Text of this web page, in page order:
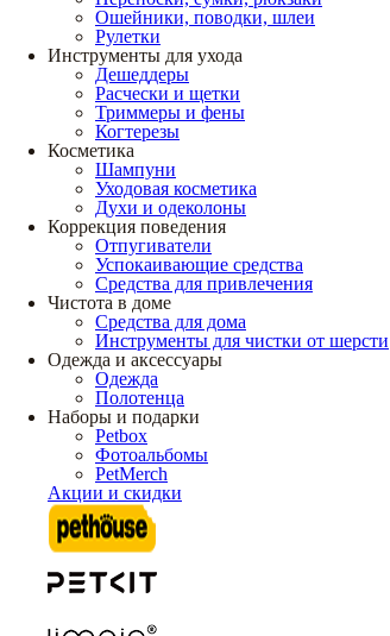
Ошейники, поводки, шлеи
Рулетки
Инструменты для ухода
Дешеддеры
Расчески и щетки
Триммеры и фены
Когтерезы
Косметика
Шампуни
Уходовая косметика
Духи и одеколоны
Коррекция поведения
Отпугиватели
Успокаивающие средства
Средства для привлечения
Чистота в доме
Средства для дома
Инструменты для чистки от шерсти
Одежда и аксессуары
Одежда
Полотенца
Наборы и подарки
Petbox
Фотоальбомы
PetMerch
Акции и скидки